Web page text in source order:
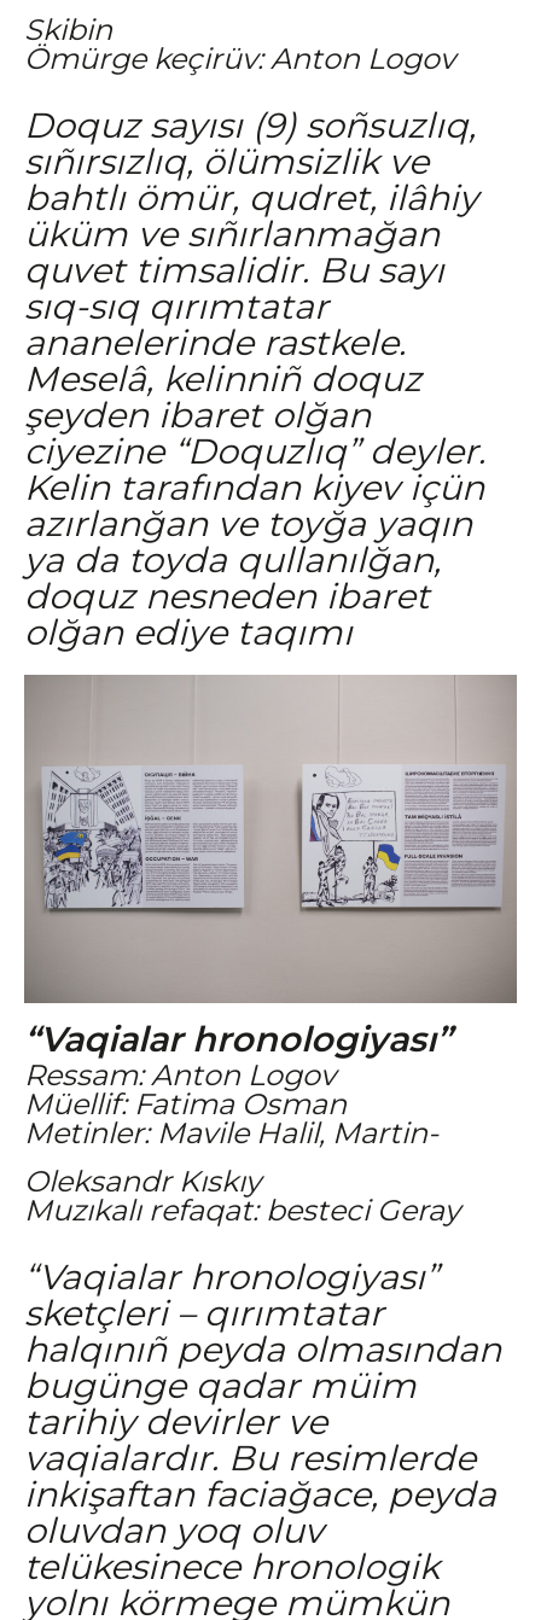
Skibin
Ömürge keçirüv: Anton Logov
Doquz sayısı (9) soñsuzlıq,
sıñırsızlıq, ölümsizlik ve
bahtlı ömür, qudret, ilâhiy
üküm ve sıñırlanmağan
quvet timsalidir. Bu sayı
sıq-sıq qırımtatar
ananelerinde rastkele.
Meselâ, kelinniñ doquz
şeyden ibaret olğan
ciyezine “Doquzlıq” deyler.
Kelin tarafından kiyev içün
azırlanğan ve toyğa yaqın
ya da toyda qullanılğan,
doquz nesneden ibaret
olğan ediye taqımı
“Vaqialar hronologiyası”
Ressam: Anton Logov
Müellif: Fatima Osman
Metinler: Mavile Halil, Martin-
Oleksandr Kıskıy
Muzıkalı refaqat: besteci Geray
“Vaqialar hronologiyası”
sketçleri – qırımtatar
halqınıñ peyda olmasından
bugünge qadar müim
tarihiy devirler ve
vaqialardır. Bu resimlerde
inkişaftan faciağace, peyda
oluvdan yoq oluv
telükesinece hronologik
yolnı körmege mümkün